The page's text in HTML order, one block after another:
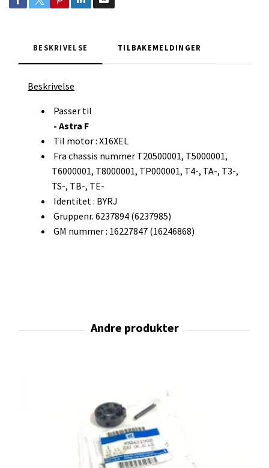
BESKRIVELSE TILBAKEMELDINGER
Beskrivelse
Passer til
- Astra F
Til motor : X16XEL
Fra chassis nummer T20500001, T5000001,
T6000001, T8000001, TP000001, T4-, TA-, T3-,
TS-, TB-, TE-
Identitet : BYRJ
Gruppenr. 6237894 (6237985)
GM nummer : 16227847 (16246868)